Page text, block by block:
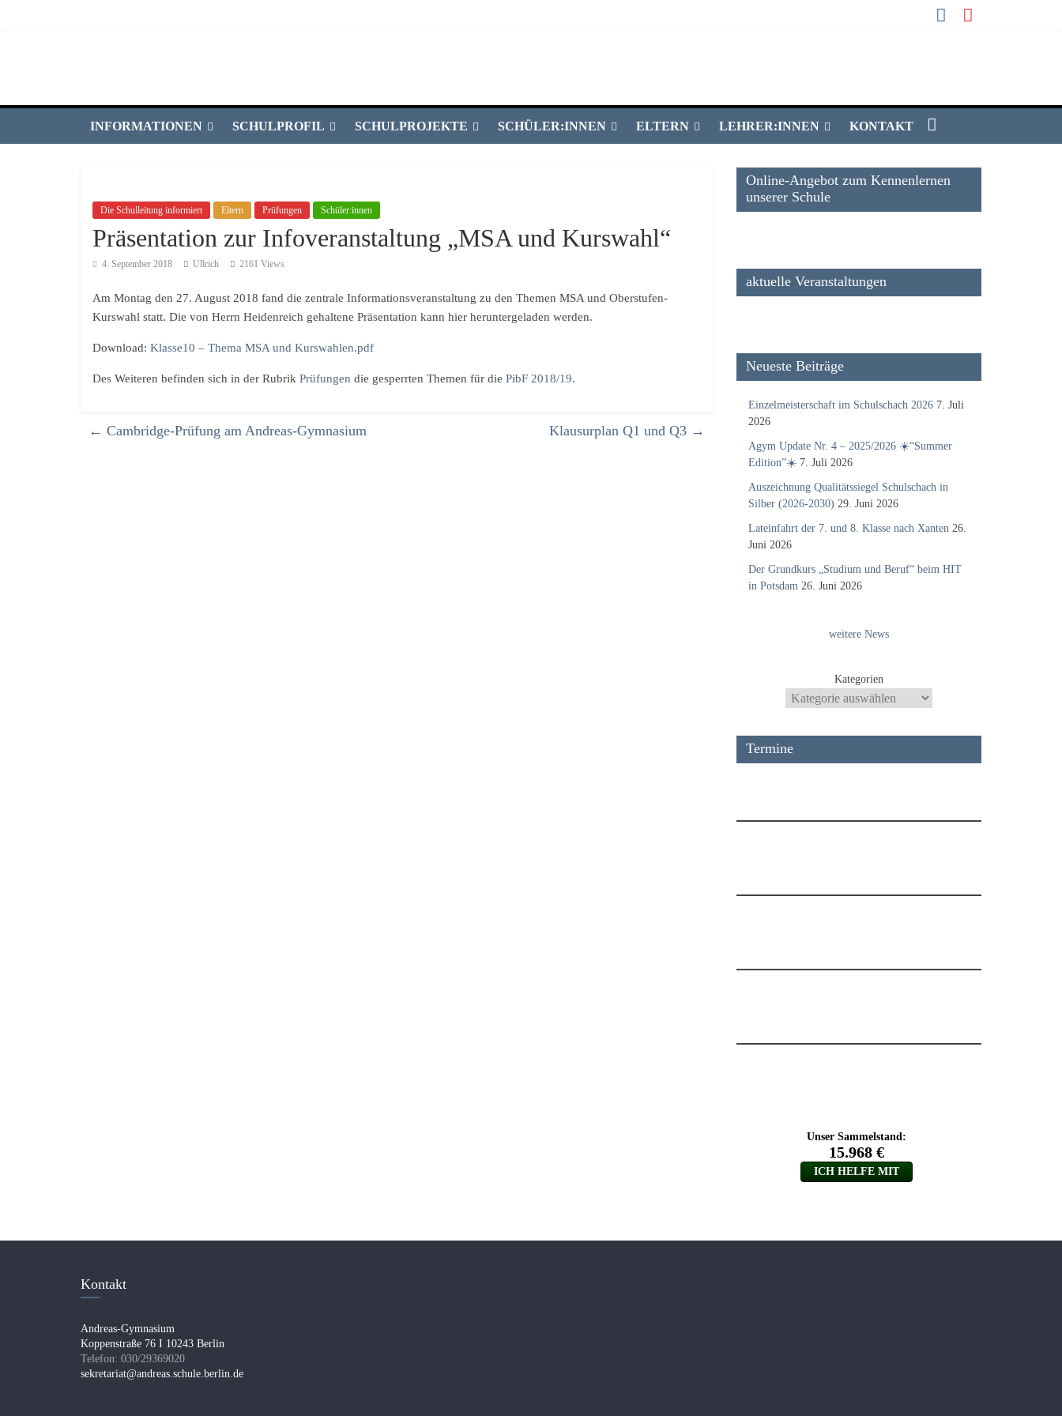
INFORMATIONEN SCHULPROFIL SCHULPROJEKTE SCHÜLER:INNEN ELTERN LEHRER:INNEN KONTAKT
Die Schulleitung informiert Eltern Prüfungen Schüler:innen
Präsentation zur Infoveranstaltung „MSA und Kurswahl“
4. September 2018 Ullrich 2161 Views
Am Montag den 27. August 2018 fand die zentrale Informationsveranstaltung zu den Themen MSA und Oberstufen-
Kurswahl statt. Die von Herrn Heidenreich gehaltene Präsentation kann hier heruntergeladen werden.
Download: Klasse10 – Thema MSA und Kurswahlen.pdf
Des Weiteren befinden sich in der Rubrik Prüfungen die gesperrten Themen für die PibF 2018/19.
← Cambridge-Prüfung am Andreas-Gymnasium Klausurplan Q1 und Q3 →
Online-Angebot zum Kennenlernen
unserer Schule
aktuelle Veranstaltungen
Neueste Beiträge
Einzelmeisterschaft im Schulschach 2026 7. Juli
2026
Agym Update Nr. 4 – 2025/2026 ☀️“Summer
Edition”☀️ 7. Juli 2026
Auszeichnung Qualitätssiegel Schulschach in
Silber (2026-2030) 29. Juni 2026
Lateinfahrt der 7. und 8. Klasse nach Xanten 26.
Juni 2026
Der Grundkurs „Studium und Beruf“ beim HIT
in Potsdam 26. Juni 2026
weitere News
Kategorien
Termine
Kontakt
Andreas-Gymnasium
Koppenstraße 76 I 10243 Berlin
Telefon: 030/29369020
sekretariat@andreas.schule.berlin.de